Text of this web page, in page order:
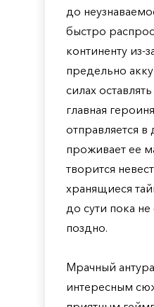
до
быстро
континенту из-
предельно
силах
главная
отправляется
проживает ее
творится
хранящиеся
до сути пока
поздно.
Мрачный
интересным